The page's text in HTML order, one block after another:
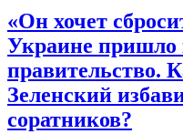
«Он хочет
Украине пришло
правительство.
Зеленский
соратников?